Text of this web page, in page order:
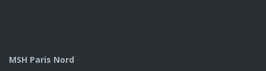
MSH Paris Nord